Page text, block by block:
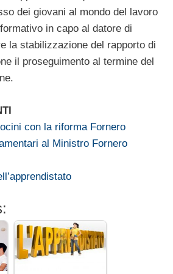
dei giovani al mondo del lavoro
in capo al datore di
la stabilizzazione del rapporto di
il proseguimento al termine del
con la riforma Fornero
al Ministro Fornero